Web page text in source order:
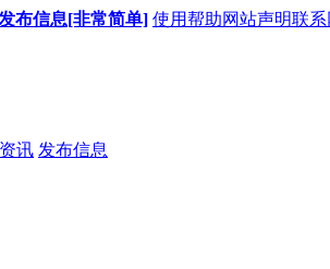
布信息[非常简单] 使用帮助网站声明联
讯 发布信息